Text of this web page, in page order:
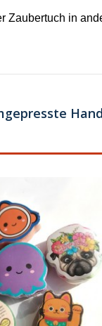
in